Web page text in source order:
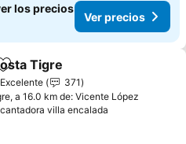
los precios
Ver precios
Añadir a favoritos
Tigre
Excelente
371
a 16.0 km de: Vicente López
villa encalada